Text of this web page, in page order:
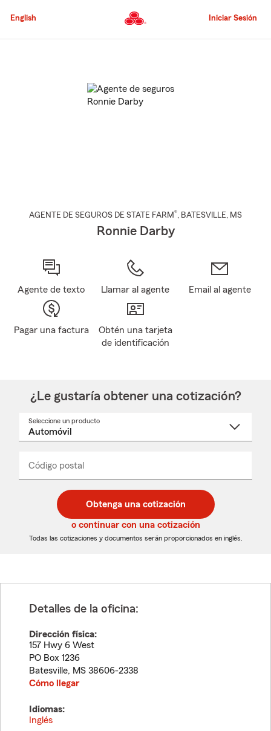
al
principal
English Iniciar Sesión
AGENTE DE SEGUROS DE STATE FARM®, BATESVILLE, MS
Ronnie Darby
Agente de texto Llamar al agente Email al agente
Pagar una factura
Obtén una tarjeta
de identificación
¿Le gustaría obtener una cotización?
Seleccione un producto
desplegable
Código postal
de
5
dígitos
de
5
dígitos
_____
Obtenga una cotización
o continuar con una cotización
Todas las cotizaciones y documentos serán proporcionados en inglés.
Detalles de la oficina:
Dirección física:
157 Hwy 6 West
PO Box 1236
Batesville, MS 38606-2338
Cómo llegar
Idiomas:
Inglés